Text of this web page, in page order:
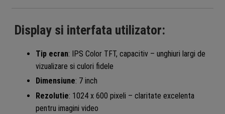
Display si interfata utilizator:
Tip ecran: IPS Color TFT, capacitiv – unghiuri largi de
vizualizare si culori fidele
Dimensiune: 7 inch
Rezolutie: 1024 x 600 pixeli – claritate excelenta
pentru imagini video